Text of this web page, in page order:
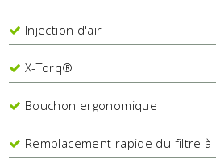
Injection d'air
X-Torq®
Bouchon ergonomique
Remplacement rapide du filtre à